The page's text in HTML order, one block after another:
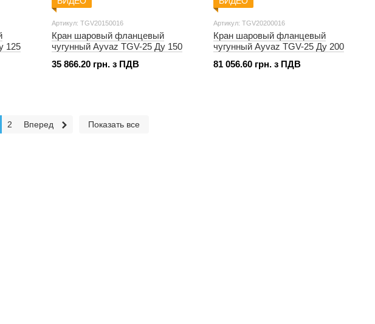
125
Артикул: TGV20150016
Кран шаровый фланцевый
чугунный Ayvaz TGV-25 Ду 150
35 866.20 грн. з ПДВ
Артикул: TGV20200016
Кран шаровый фланцевый
чугунный Ayvaz TGV-25 Ду 200
81 056.60 грн. з ПДВ
2 Вперед Показать все